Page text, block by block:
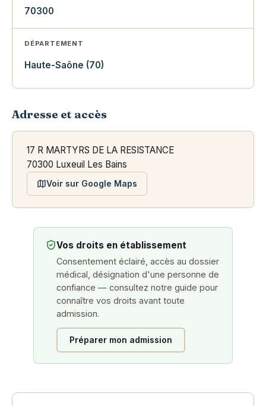
70300
DÉPARTEMENT
Haute-Saône (70)
Adresse et accès
17 R MARTYRS DE LA RESISTANCE
70300 Luxeuil Les Bains
Voir sur Google Maps
Vos droits en établissement
Consentement éclairé, accès au dossier
médical, désignation d'une personne de
confiance — consultez notre guide pour
connaître vos droits avant toute
admission.
Préparer mon admission